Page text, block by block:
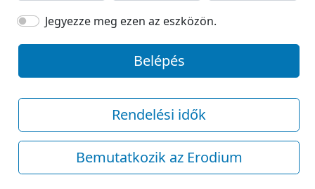
Jegyezze meg ezen az eszközön.
Belépés
Rendelési idők
Bemutatkozik az Erodium